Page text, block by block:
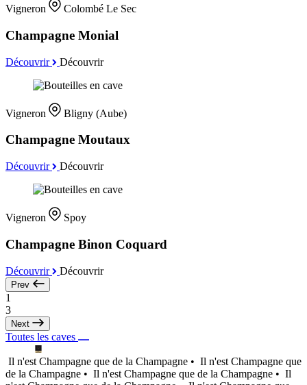
Vigneron Colombé Le Sec
Champagne Monial
Découvrir Découvrir
Vigneron Bligny (Aube)
Champagne Moutaux
Découvrir Découvrir
Vigneron Spoy
Champagne Binon Coquard
Découvrir Découvrir
Prev
1
3
Next
Toutes les caves
Il n'est Champagne que de la Champagne • Il n'est Champagne que
de la Champagne • Il n'est Champagne que de la Champagne • Il